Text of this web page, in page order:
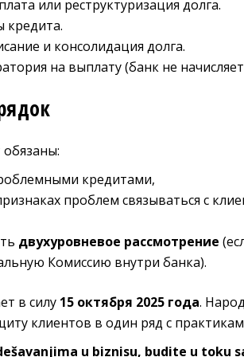
или реструктуризация долга.
кредита.
и консолидация долга.
на выплату (банк не
обязаны:
кредитами,
проблем связываться с
двухуровневое рассмотрение
Комиссию внутри банка).
в силу 15 октября 2025 года.
клиентов в один ряд с
u biznisu, budite u toku